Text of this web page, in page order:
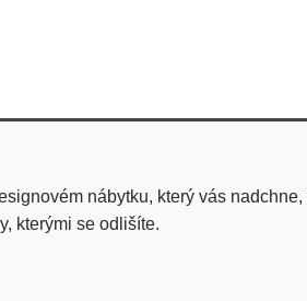
nábytku, který vás
kterými se odlišíte.